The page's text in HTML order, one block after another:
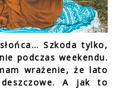
Szkoda tylko,
podczas weekendu.
wrażenie, że lato
A jak to